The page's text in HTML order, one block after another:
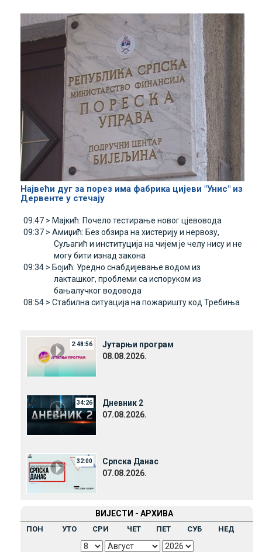
Највећи дуг за порез има фабрика цијеви "Унис" из
Дервенте у стечају
09:47 > Мајкић: Почело тестирање новог цјевовода
09:37 > Амиџић: Без обзира на хистерију и нервозу,
Суљагић и институција на чијем је челу нису и не
могу бити изнад закона
09:34 > Бојић: Уредно снабдијевање водом из
лакташког, проблеми са испоруком из
бањалучког водовода
08:54 > Стабилна ситуација на пожаришту код Требиња
2:48:56
Јутарњи програм
08.08.2026.
34:26
Дневник 2
07.08.2026.
32:00
Српска Данас
07.08.2026.
ВИЈЕСТИ - АРХИВА
ПОН УТО СРИ ЧЕТ ПЕТ СУБ НЕД